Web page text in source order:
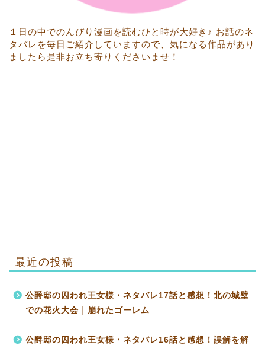
１日の中でのんびり漫画を読むひと時が大好き♪ お話のネ
タバレを毎日ご紹介していますので、気になる作品があり
ましたら是非お立ち寄りくださいませ！
最近の投稿
公爵邸の囚われ王女様・ネタバレ17話と感想！北の城壁
での花火大会｜崩れたゴーレム
公爵邸の囚われ王女様・ネタバレ16話と感想！誤解を解